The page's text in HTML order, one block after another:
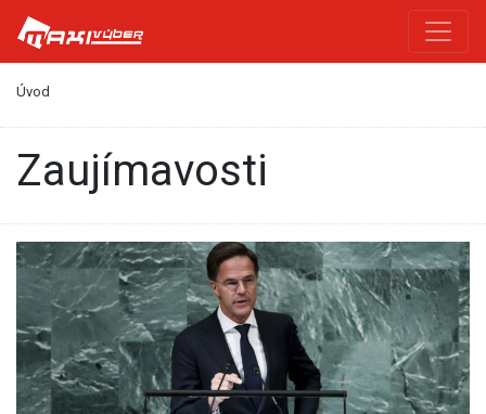
Úvod
zaujímavosti